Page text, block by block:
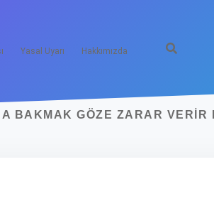
Yasal Uyarı Hakkımızda
BAKMAK GÖZE ZARAR VERIR